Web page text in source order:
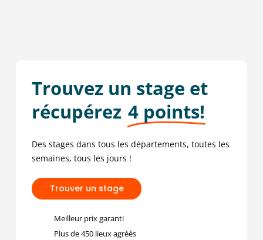
Trouvez un stage et
récupérez 4 points!
Des stages dans tous les départements, toutes les
semaines, tous les jours !
Trouver un stage
Meilleur prix garanti
Plus de 450 lieux agréés